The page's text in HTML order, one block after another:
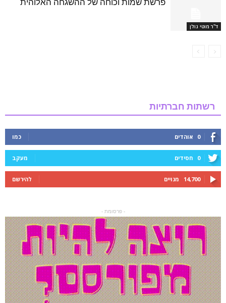
ד''ר מוטי גולן
רשתות חברתיות
0 אוהדים כמו
0 חסידים מעקב
14,700 מנויים להירשם
- פרסומת -